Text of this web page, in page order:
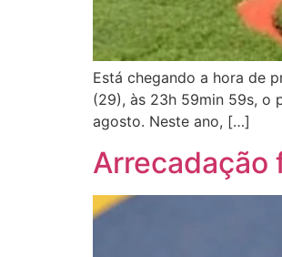
Está chegando a hora de
(29), às 23h 59min 59s, o
agosto. Neste ano, […]
Arrecadação